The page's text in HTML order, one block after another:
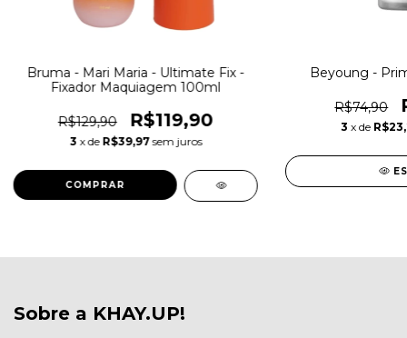
Bruma - Mari Maria - Ultimate Fix -
Fixador Maquiagem 100ml
R$129,90 R$119,90
3 x de R$39,97 sem juros
Beyoung -
R$74,90
3 x de
Sobre a KHAY.UP!